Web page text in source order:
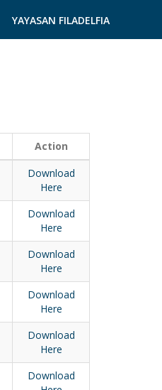
YAYASAN FILADELFIA
Action
Download
Here
Download
Here
Download
Here
Download
Here
Download
Here
Download